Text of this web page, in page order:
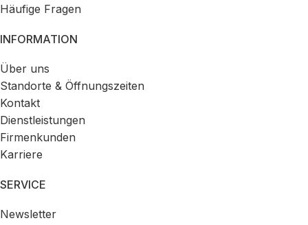
Häufige Fragen
INFORMATION
Über uns
Standorte & Öffnungszeiten
Kontakt
Dienstleistungen
Firmenkunden
Karriere
SERVICE
Newsletter